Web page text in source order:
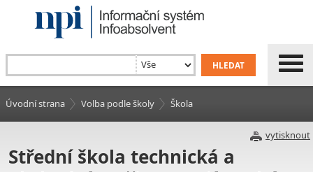
Úvodní strana Volba podle školy Škola
vytisknout
Střední škola technická a